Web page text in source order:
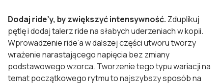
Dodaj ride’y, by zwiększyć intensywność. Zduplikuj
pętlę i dodaj talerz ride na słabych uderzeniach w kopii.
Wprowadzenie ride’a w dalszej części utworu tworzy
wrażenie narastającego napięcia bez zmiany
podstawowego wzorca. Tworzenie tego typu wariacji na
temat początkowego rytmu to najszybszy sposób na